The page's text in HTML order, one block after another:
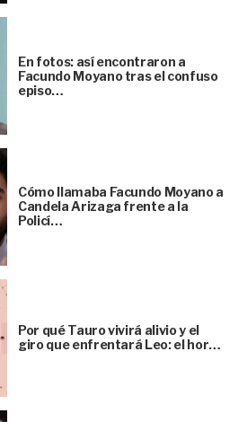
En fotos: así encontraron a
Facundo Moyano tras el confuso
episo…
Cómo llamaba Facundo Moyano a
Candela Arizaga frente a la
Policí…
Por qué Tauro vivirá alivio y el
giro que enfrentará Leo: el hor…